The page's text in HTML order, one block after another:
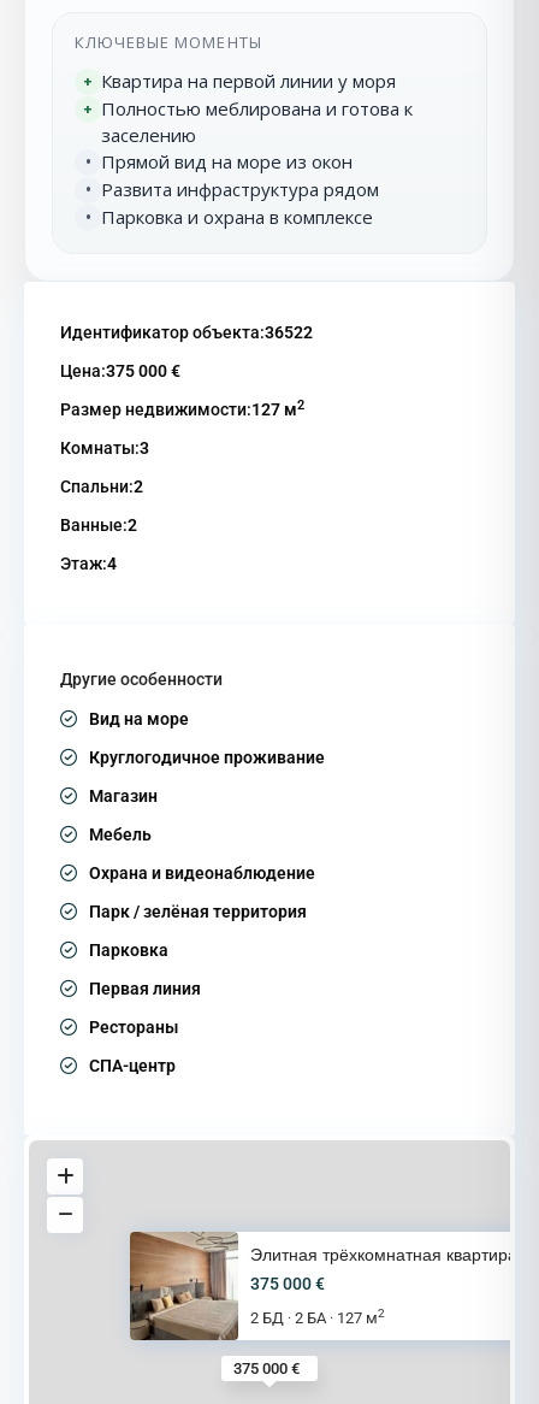
КЛЮЧЕВЫЕ МОМЕНТЫ
+ Квартира на первой линии у моря
+ Полностью меблирована и готова к
заселению
• Прямой вид на море из окон
• Развита инфраструктура рядом
• Парковка и охрана в комплексе
Идентификатор объекта:36522
Цена:375 000 €
Размер недвижимости:127 м2
Комнаты:3
Спальни:2
Ванные:2
Этаж:4
Другие особенности
Вид на море
Круглогодичное проживание
Магазин
Мебель
Охрана и видеонаблюдение
Парк / зелёная территория
Парковка
Первая линия
Рестораны
СПА-центр
375 000 €
Элитная трёхкомнатная квартира
375 000 €
2 БД · 2 БА · 127 м2